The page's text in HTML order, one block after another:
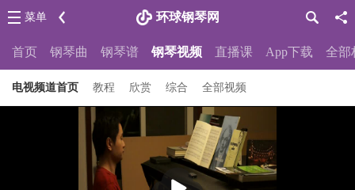
环球钢琴网
菜单
首页 钢琴曲 钢琴谱 钢琴视频 直播课 App下载 全部
电视频道首页 教程 欣赏 综合 全部视频
放